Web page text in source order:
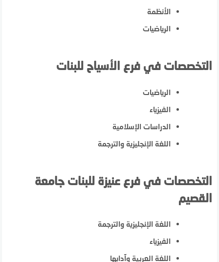
الأنظمة
الرياضيات
التخصصات في فرع الأسياح للبنات
الرياضيات
الفيزياء
الدراسات الإسلامية
اللغة الإنجليزية والترجمة
التخصصات في فرع عنيزة للبنات جامعة
القصيم
اللغة الإنجليزية والترجمة
الفيزياء
اللغة العربية وآدابها